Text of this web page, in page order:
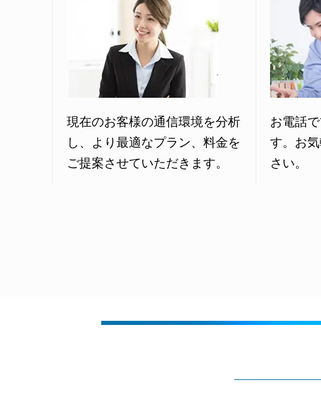
現在のお客様の通信環境を分析
し、より最適なプラン、料金を
ご提案させていただきます。
お電話
す。お
さい。